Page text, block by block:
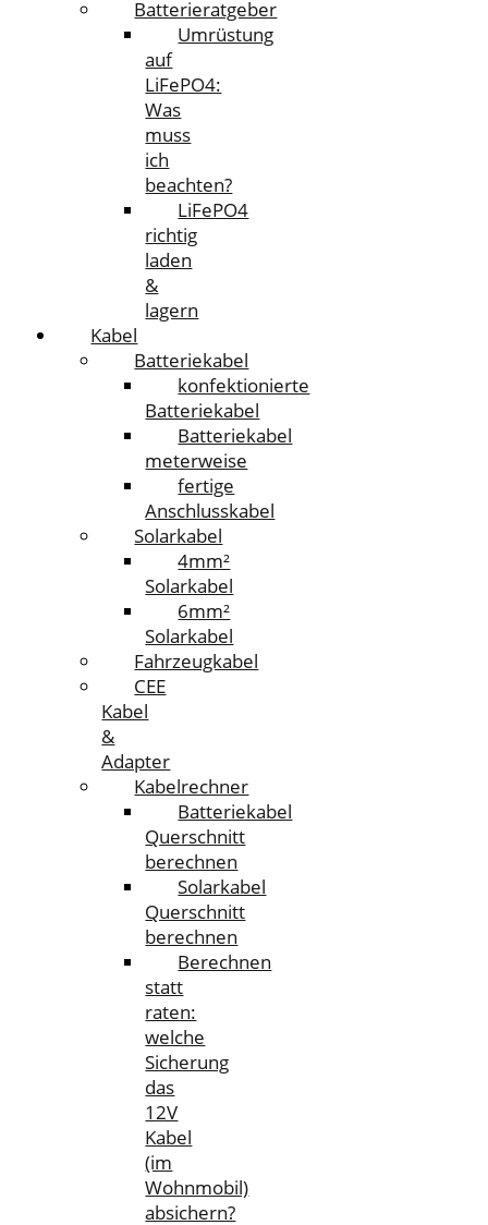
Batterieratgeber
Umrüstung
auf
LiFePO4:
Was
muss
ich
beachten?
LiFePO4
richtig
laden
&
lagern
Kabel
Batteriekabel
konfektionierte
Batteriekabel
Batteriekabel
meterweise
fertige
Anschlusskabel
Solarkabel
4mm²
Solarkabel
6mm²
Solarkabel
Fahrzeugkabel
CEE
Kabel
&
Adapter
Kabelrechner
Batteriekabel
Querschnitt
berechnen
Solarkabel
Querschnitt
berechnen
Berechnen
statt
raten:
welche
Sicherung
das
12V
Kabel
(im
Wohnmobil)
absichern?